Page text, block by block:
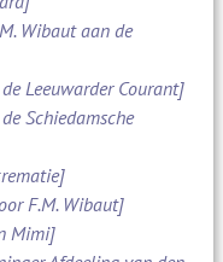
Wibaut aan de
Leeuwarder Courant]
Schiedamsche
F.M. Wibaut]
Mimi]